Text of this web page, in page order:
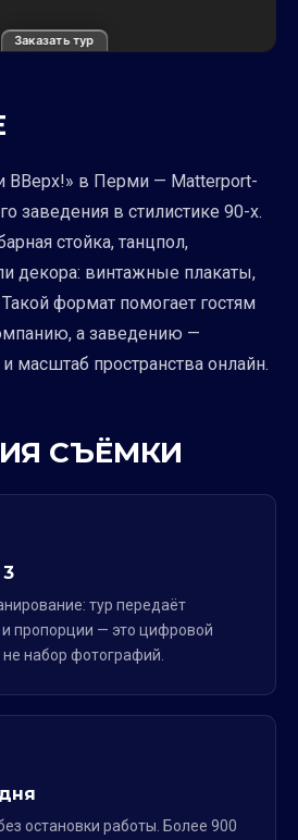
Заказать тур
ВВерх!» в Перми — Matterport-
заведения в стилистике 90-х.
стойка, танцпол,
декора: винтажные плакаты,
формат помогает гостям
а заведению —
масштаб пространства онлайн.
СЪЁМКИ
тур передаёт
пропорции — это цифровой
набор фотографий.
остановки работы. Более 900